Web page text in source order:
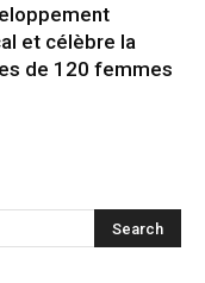
et célèbre la
de 120 femmes